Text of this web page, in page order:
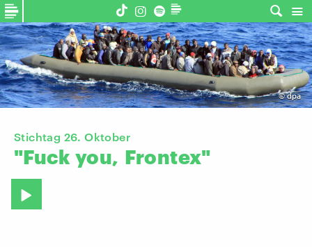
©dpa
Stichtag 26. Oktober
"Fuck you, Frontex"